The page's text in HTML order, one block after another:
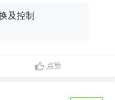
及控制
点赞